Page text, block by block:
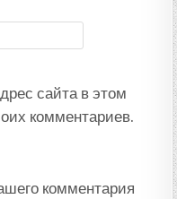
сайта в этом
комментариев.
комментария